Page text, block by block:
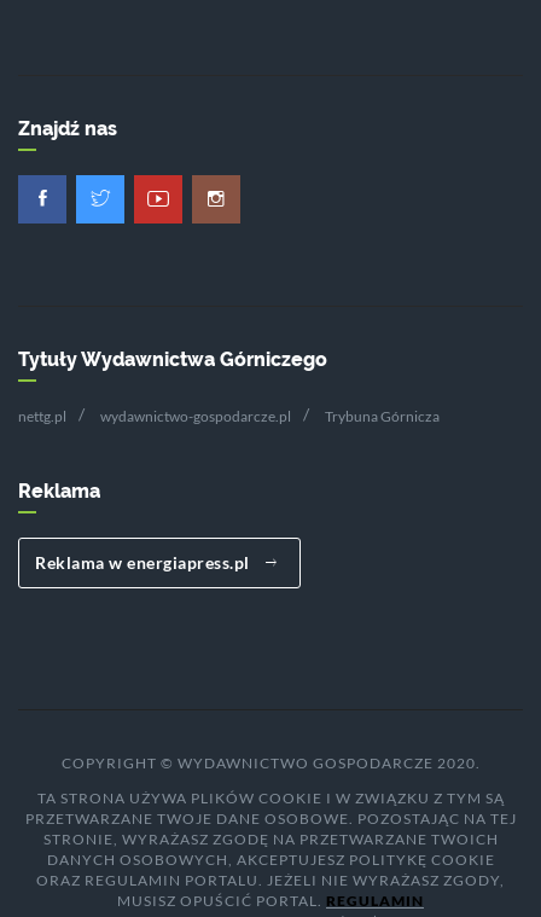
Znajdź nas
Tytuły Wydawnictwa Górniczego
nettg.pl wydawnictwo-gospodarcze.pl Trybuna Górnicza
Reklama
Reklama w energiapress.pl
COPYRIGHT © WYDAWNICTWO GOSPODARCZE 2020.
TA STRONA UŻYWA PLIKÓW COOKIE I W ZWIĄZKU Z TYM SĄ
PRZETWARZANE TWOJE DANE OSOBOWE. POZOSTAJĄC NA TEJ
STRONIE, WYRAŻASZ ZGODĘ NA PRZETWARZANE TWOICH
DANYCH OSOBOWYCH, AKCEPTUJESZ POLITYKĘ COOKIE
ORAZ REGULAMIN PORTALU. JEŻELI NIE WYRAŻASZ ZGODY,
MUSISZ OPUŚCIĆ PORTAL. REGULAMIN